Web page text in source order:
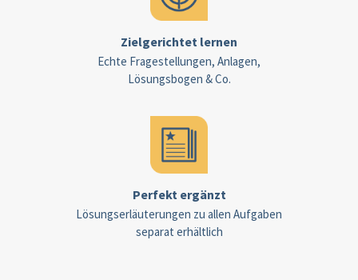
Zielgerichtet lernen
Perfekt ergänzt
Echte Fragestellungen, Anlagen,
Lösungsbogen & Co.
Lösungserläuterungen zu allen Aufgaben
separat erhältlich